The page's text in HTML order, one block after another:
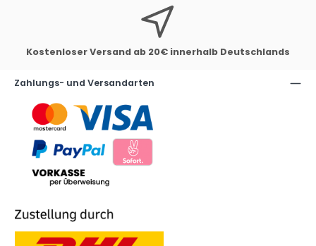
Kostenloser Versand ab 20€ innerhalb Deutschlands
Zahlungs- und Versandarten